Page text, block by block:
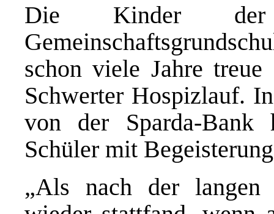
Die Kinder
schon viele Jahre
Schwerter Hospizlauf.
von der Sparda-Bank
Schüler mit
„Als nach der langen